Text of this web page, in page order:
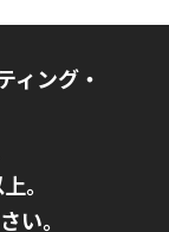
ィング・
。
い。